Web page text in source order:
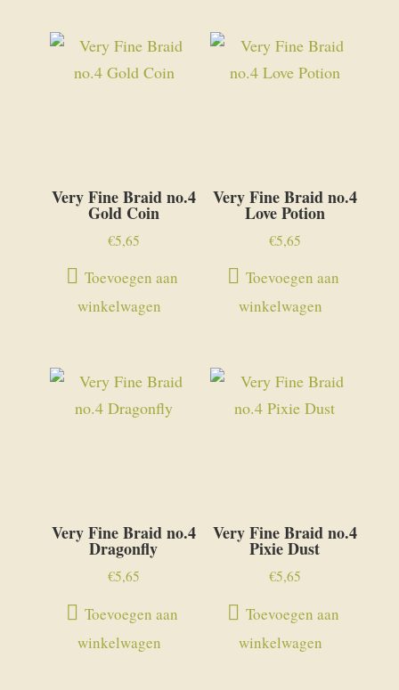
Very Fine Braid no.4
Gold Coin
€5,65
Toevoegen aan
winkelwagen
Very Fine Braid no.4
Love Potion
€5,65
Toevoegen aan
winkelwagen
Very Fine Braid no.4
Dragonfly
€5,65
Toevoegen aan
winkelwagen
Very Fine Braid no.4
Pixie Dust
€5,65
Toevoegen aan
winkelwagen